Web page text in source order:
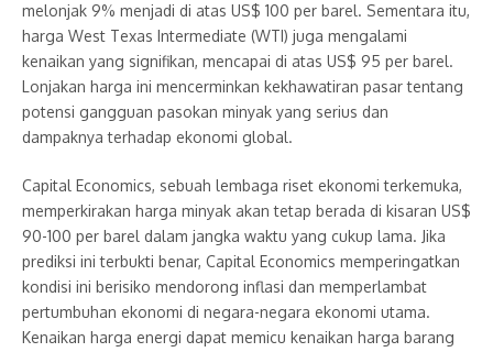
melonjak 9% menjadi di atas US$ 100 per barel. Sementara itu,
harga West Texas Intermediate (WTI) juga mengalami
kenaikan yang signifikan, mencapai di atas US$ 95 per barel.
Lonjakan harga ini mencerminkan kekhawatiran pasar tentang
potensi gangguan pasokan minyak yang serius dan
dampaknya terhadap ekonomi global.
Capital Economics, sebuah lembaga riset ekonomi terkemuka,
memperkirakan harga minyak akan tetap berada di kisaran US$
90-100 per barel dalam jangka waktu yang cukup lama. Jika
prediksi ini terbukti benar, Capital Economics memperingatkan
kondisi ini berisiko mendorong inflasi dan memperlambat
pertumbuhan ekonomi di negara-negara ekonomi utama.
Kenaikan harga energi dapat memicu kenaikan harga barang